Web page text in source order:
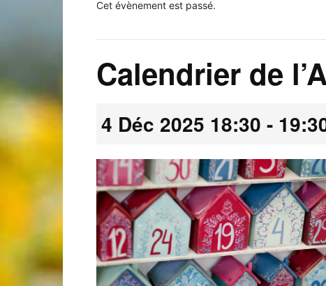
Laconnex
Canton
Cet évènement est passé.
Calendrier de
4 Déc 2025 18:30 -